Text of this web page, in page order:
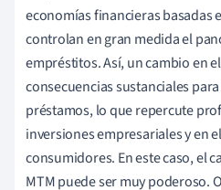
economías financieras basadas
controlan en gran medida el
empréstitos. Así, un cambio en
consecuencias sustanciales
préstamos, lo que repercute
inversiones empresariales y en
consumidores. En este caso, el
MTM puede ser muy poderoso.